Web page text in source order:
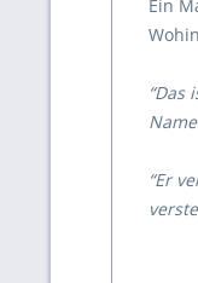
Ein
“Das
“Er